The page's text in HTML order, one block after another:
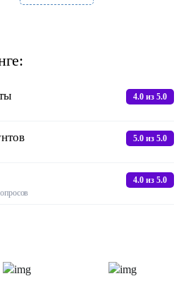
4.0 из 5.0
5.0 из 5.0
4.0 из 5.0